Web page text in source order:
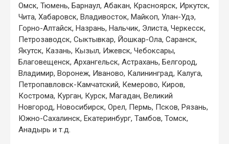
Омск, Тюмень, Барнаул, Абакан, Красноярск, Иркутск,
Чита, Хабаровск, Владивосток, Майкоп, Улан-Удэ,
Горно-Алтайск, Назрань, Нальчик, Элиста, Черкесск,
Петрозаводск, Сыктывкар, Йошкар-Ола, Саранск,
Якутск, Казань, Кызыл, Ижевск, Чебоксары,
Благовещенск, Архангельск, Астрахань, Белгород,
Владимир, Воронеж, Иваново, Калининград, Калуга,
Петропавловск-Камчатский, Кемерово, Киров,
Кострома, Курган, Курск, Магадан, Великий
Новгород, Новосибирск, Орел, Пермь, Псков, Рязань,
Южно-Сахалинск, Екатеринбург, Тамбов, Томск,
Анадырь и т.д.